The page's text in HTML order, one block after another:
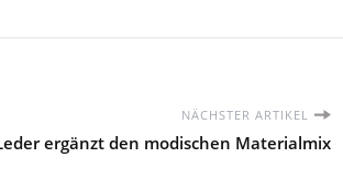
NÄCHSTER ARTIKEL
ergänzt den modischen Materialmix